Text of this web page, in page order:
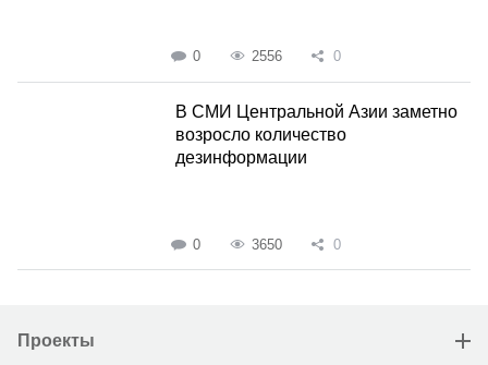
0 2556 0
В СМИ Центральной Азии заметно
возросло количество
дезинформации
0 3650 0
Проекты